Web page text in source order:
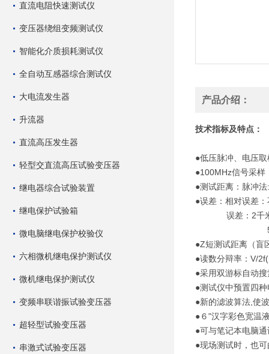
直流电阻快速测试仪
变压器绕组变频测试仪
智能化介质损耗测试仪
全自动互感器综合测试仪
大电流发生器
升流器
直流高压发生器
轻型交直流高压试验变压器
继电器综合试验装置
继电保护试验箱
微电脑继电保护校验仪
六相微机继电保护测试仪
微机继电保护测试仪
变频串联谐振试验变压器
超轻型试验变压器
串激式试验变压器
产品介绍：
技术指标及特点：
●低压脉冲、电压
●100MHz信号采样
●测试距离：脉冲
●误差：相对误差
误差：2千米以
5千米以上
●Z短测试距离（盲
●读数分辩率：V/
●采用双游标自动
●测试仪中预置四
●新的滤波算法,使
●６"汉字彩色宽温
●可与笔记本电脑
●现场测试时，也